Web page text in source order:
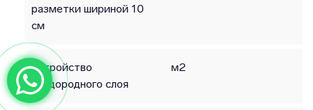
разметки шириной 10
см
Устройство
плодородного слоя
м2